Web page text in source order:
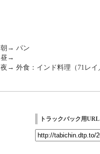
朝→ パン
昼→
夜→ 外食：インド料理（71レイ
トラックバック用URL